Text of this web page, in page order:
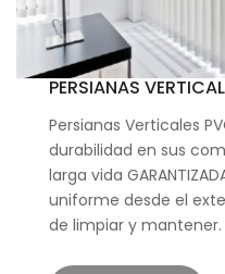
PERSIANAS
Persianas Verticales
durabilidad en sus
larga vida
uniforme desde el
de limpiar y mantener.